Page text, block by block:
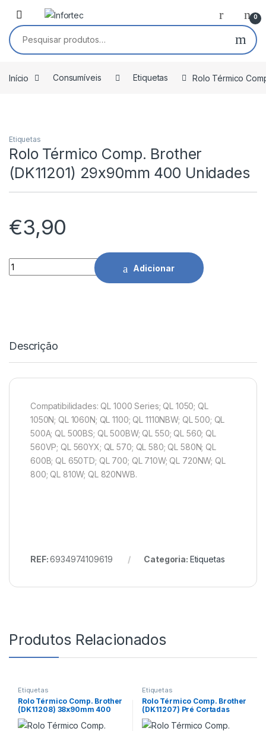
Saltar para navegação
Pular para o conteúdo
0
Pesquisar por:
Início Consumíveis Etiquetas Rolo Térmico
Etiquetas
Rolo Térmico Comp. Brother
(DK11201) 29x90mm 400 Unidades
€3,90
Rolo Térmico Comp. Brother (DK11201) 29x90mm 400
Adicionar
Descrição
Compatibilidades: QL 1000 Series; QL 1050; QL
1050N; QL 1060N; QL 1100; QL 1110NBW; QL 500; QL
500A; QL 500BS; QL 500BW; QL 550; QL 560; QL
560VP; QL 560YX; QL 570; QL 580; QL 580N; QL
600B; QL 650TD; QL 700; QL 710W; QL 720NW; QL
800; QL 810W; QL 820NWB.
REF:6934974109619 Categoria: Etiquetas
Produtos Relacionados
Etiquetas
Rolo Térmico Comp. Brother
(DK11208) 38x90mm 400
Unidades
Etiquetas
Rolo Térmico Comp. Brother
(DK11207) Pré Cortadas
Circulares para CD/DVD –
58mm 100 Unidades